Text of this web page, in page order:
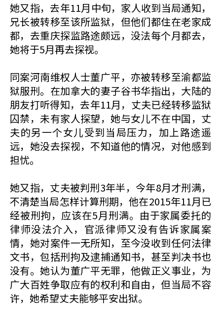
她又指，去年11月中旬，家人收到当局通知，
兄长被转移至该所监狱，但他们都住在老家成
都，去重庆探监路途颇远，没法每个月都去，
她将于5月再去探视。
同案河南维权人士董广平，亦被转移至渝都监
狱服刑。在加拿大的妻子谷书华指出，大陆的
朋友打听得知，去年11月，丈夫已经转移监狱
囚禁，未有家人探望，她与女儿不在中国，丈
夫的另一个女儿受到当局压力，加上路途遥
远，她没去探视，不知道他的情况，对他感到
担忧。
她又指，丈夫被判刑3年半，今年8月才刑满，
不清楚当局怎样计算刑期，他在2015年11月已
经被刑拘，应该在5月刑满。由于家属委托的
律师没法介入，官派律师又没有告诉家属案
情，她对案件一无所知，至今没收到任何法律
文书，包括刑拘及逮捕通知书，甚至判决书也
没有。她认为董广平无罪，他做正义事业，为
广大百姓争取应有的权利和自由，但当局不容
许，她希望丈夫能够平安出狱。